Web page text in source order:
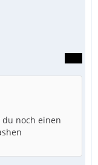
du noch einen